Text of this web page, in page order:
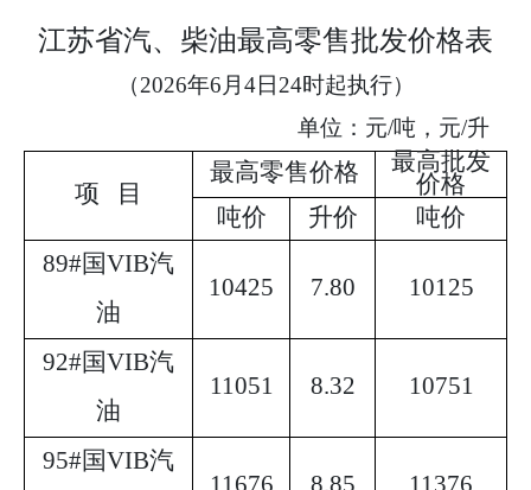
江苏省汽、柴油最高零售批发价格表
（2026年6月 4日24时起执行）
单位：元/吨，元/升
项 目
最高零售价格 最高批发
价格
吨价
升价
吨价
89#国VIB汽
油
10425 7.80 10125
92#国VIB汽
油
11051 8.32 10751
95#国VIB汽